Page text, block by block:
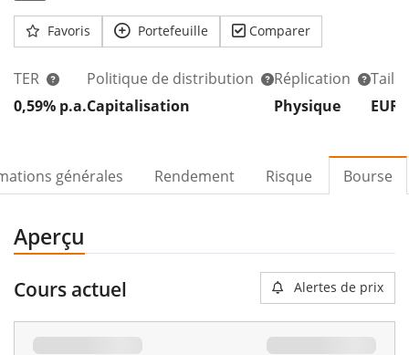
Favoris Portefeuille Comparer
TER
0,59% p.a.
Politique de distribution
Capitalisation
Réplication
Physique
EUR
générales Rendement Risque Bourse
Aperçu
Cours actuel Alertes de prix